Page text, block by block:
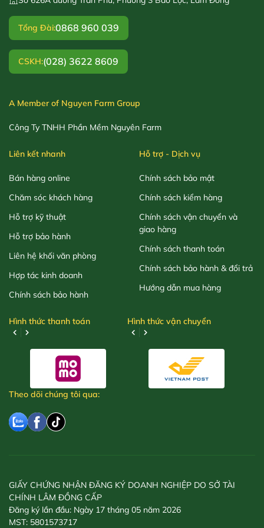
Tổng Đài:0868 960 039
CSKH:(028) 3622 8609
A Member of Nguyen Farm Group
Công Ty TNHH Phần Mềm Nguyên Farm
Liên kết nhanh
Bán hàng online
Chăm sóc khách hàng
Hỗ trợ kỹ thuật
Hỗ trợ bảo hành
Liên hệ khối văn phòng
Hợp tác kinh doanh
Chính sách bảo hành
Hỗ trợ - Dịch vụ
Chính sách bảo mật
Chính sách kiểm hàng
Chính sách vận chuyển và
giao hàng
Chính sách thanh toán
Chính sách bảo hành & đổi trả
Hướng dẫn mua hàng
Hình thức thanh toán Hình thức vận chuyển
Theo dõi chúng tôi qua:
GIẤY CHỨNG NHẬN ĐĂNG KÝ DOANH NGHIỆP DO SỞ TÀI
CHÍNH LÂM ĐỒNG CẤP
Đăng ký lần đầu: Ngày 17 tháng 05 năm 2026
MST: 5801573717